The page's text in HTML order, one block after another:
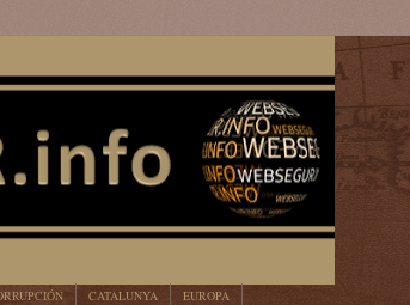
CATALUNYA
EUROPA